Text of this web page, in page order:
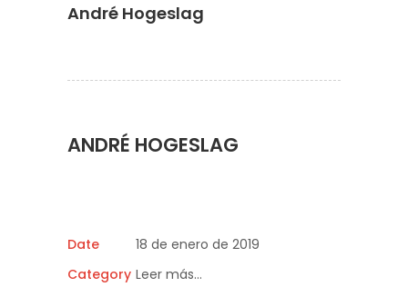
André Hogeslag
ANDRÉ HOGESLAG
Date
18 de enero de 2019
Category Leer más…